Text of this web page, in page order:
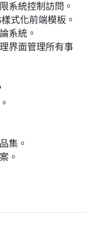
系統控制訪問。
式化前端模板。
系統。
界面管理所有事
集。
。